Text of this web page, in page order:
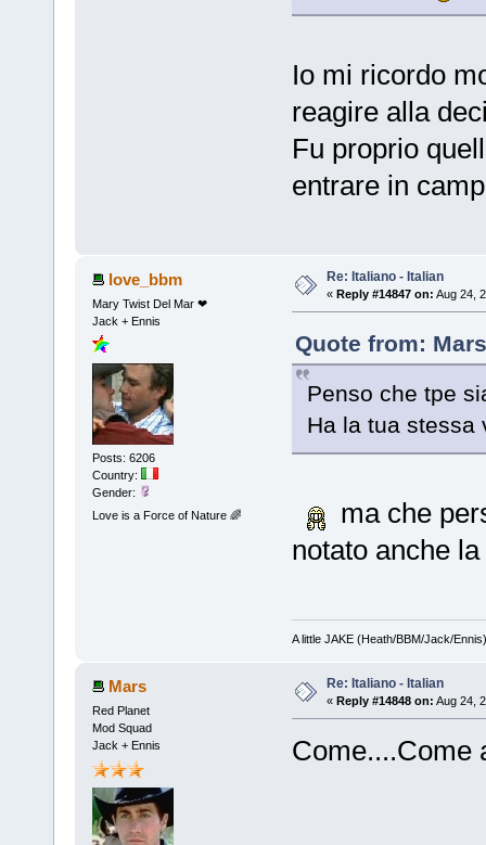
Io mi ricordo
reagire alla
Fu proprio
entrare in
love_bbm
Mary Twist Del Mar ❤
Jack + Ennis
Posts: 6206
Country:
Gender:
Love is a Force of Nature 🌈
Re: Italiano - Italian
« Reply #14847 on: Aug 24,
Quote from:
Penso che tpe
Ha la tua
ma che
notato anche
A little JAKE (Heath/BBM/Jack/
Mars
Red Planet
Mod Squad
Jack + Ennis
Re: Italiano - Italian
« Reply #14848 on: Aug 24,
Come....Come